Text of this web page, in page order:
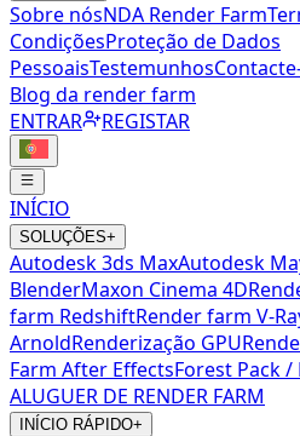
Sobre nósNDA Render Farm
CondiçõesProteção de Dados
PessoaisTestemunhos
Blog da render farm
ENTRAR
REGISTAR
INÍCIO
SOLUÇÕES+
Autodesk 3ds MaxAutodesk
BlenderMaxon Cinema 4D
farm RedshiftRender farm V-
ArnoldRenderização GPU
Farm After EffectsForest Pack /
ALUGUER DE RENDER FARM
INÍCIO RÁPIDO+